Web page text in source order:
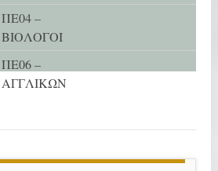
ΠΕ04 –
ΒΙΟΛΟΓΟΙ
ΠΕ06 –
ΑΓΓΛΙΚΩΝ
ΓΕΡΜΑΝΙΚΩΝ
ΠΕ11 – ΦΥΣΙΚΗΣ